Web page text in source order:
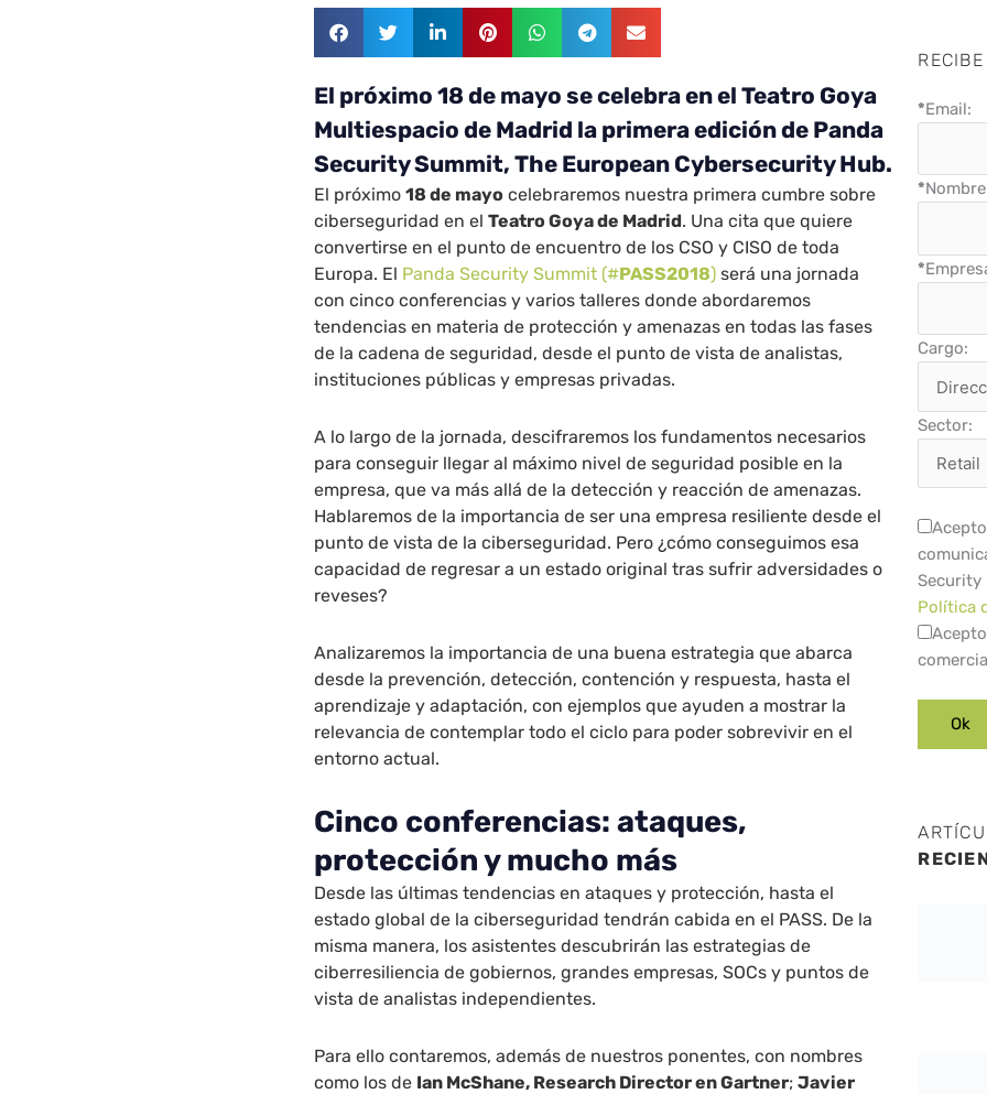
El próximo 18 de mayo se celebra en el Teatro Goya
Multiespacio de Madrid la primera edición de Panda
Security Summit, The European Cybersecurity Hub.
El próximo18 de mayo celebraremos nuestra primera cumbre sobre
ciberseguridad en elTeatro Goya de Madrid. Una cita que quiere
convertirse en el punto de encuentro de los CSO y CISO de toda
Europa. El Panda Security Summit (#PASS2018) será una jornada
con cinco conferencias y varios talleres donde abordaremos
tendencias en materia de protección y amenazas en todas las fases
de la cadena de seguridad, desde el punto de vista de analistas,
instituciones públicas y empresas privadas.
A lo largo de la jornada, descifraremos los fundamentos necesarios
para conseguir llegar al máximo nivel de seguridad posible en la
empresa, que va más allá de la detección y reacción de amenazas.
Hablaremos de la importancia de ser una empresa resiliente desde el
punto de vista de la ciberseguridad. Pero ¿cómo conseguimos esa
capacidad de regresar a un estado original tras sufrir adversidades o
reveses?
Analizaremos la importancia de una buena estrategia que abarca
desde la prevención, detección, contención y respuesta, hasta el
aprendizaje y adaptación, con ejemplos que ayuden a mostrar la
relevancia de contemplar todo el ciclo para poder sobrevivir en el
entorno actual.
Cinco conferencias: ataques,
protección y mucho más
Desde las últimas tendencias en ataques y protección, hasta el
estado global de la ciberseguridad tendrán cabida en el PASS. De la
misma manera, los asistentes descubrirán las estrategias de
ciberresiliencia de gobiernos, grandes empresas, SOCs y puntos de
vista de analistas independientes.
Para ello contaremos, además de nuestros ponentes, con nombres
como los de Ian McShane, Research Director en Gartner;Javier
*Email:
*
*
Cargo:
Sector:
Security
Política